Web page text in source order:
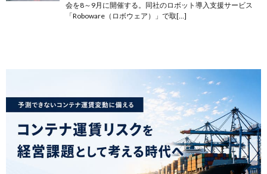
会を8～9月に開催する。同社のロボット導入支援サービス
「Roboware（ロボウェア）」で取[…]